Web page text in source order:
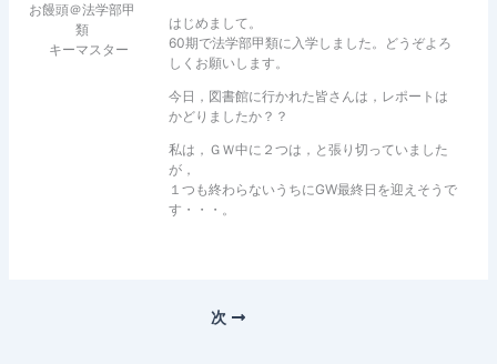
お饅頭＠法学部甲
類
キーマスター
はじめまして。
60期で法学部甲類に入学しました。どうぞよろ
しくお願いします。
今日，図書館に行かれた皆さんは，レポートは
かどりましたか？？
私は，ＧＷ中に２つは，と張り切っていました
が，
１つも終わらないうちにGW最終日を迎えそうで
す・・・。
次